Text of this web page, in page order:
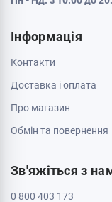
Кривий Ріг, 50000,
Кропивницький,
Полтава, 36000, вул.
Пн - Нд: з 10:00 до
ТРЦ Депот, 2 поверх
Черкаси, 18005, бул.